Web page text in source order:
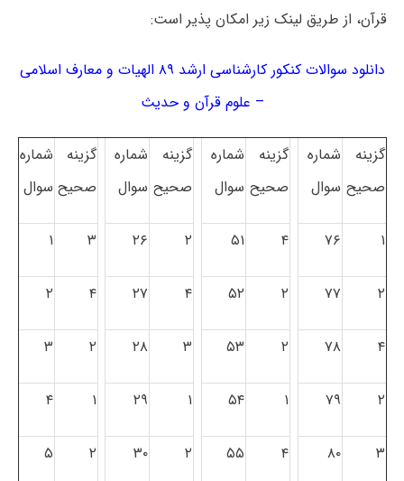
قرآن، از طریق لینک زیر امکان پذیر است:
دانلود سوالات کنکور کارشناسی ارشد ۸۹ الهیات و معارف اسلامی
– علوم قرآن و حدیث
گزینه
صحیح
شماره
سوال
گزینه
صحیح
شماره
سوال
گزینه
صحیح
شماره
سوال
گزینه
صحیح
شماره
سوال
۱ ۷۶ ۴ ۵۱ ۲ ۲۶ ۳ ۱
۲ ۷۷ ۲ ۵۲ ۴ ۲۷ ۴ ۲
۴ ۷۸ ۲ ۵۳ ۳ ۲۸ ۲ ۳
۲ ۷۹ ۱ ۵۴ ۱ ۲۹ ۱ ۴
۳ ۸۰ ۴ ۵۵ ۲ ۳۰ ۲ ۵